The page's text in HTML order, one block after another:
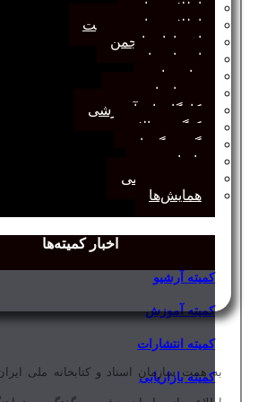
اطلاعیه‌ها
اطلاعیه‌های عضویت
افتخارات انجمن
انتصاب‌ها
بیانیه‌ها
رویدادهای مهم
کارگاه‌های آموزشی
کنگره سالانه
گفت‌وگوها
یادداشت
مجمع عمومی
همایش‌ها
اخبار کمیته‌ها
کمیته آرشیو
کمیته آموزش
کمیته انتشارات
کمیته بازاریابی
به همت سازمان اسناد و کتابخانه ملی